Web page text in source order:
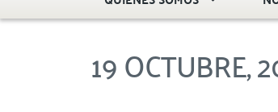
19 OCTUBRE,